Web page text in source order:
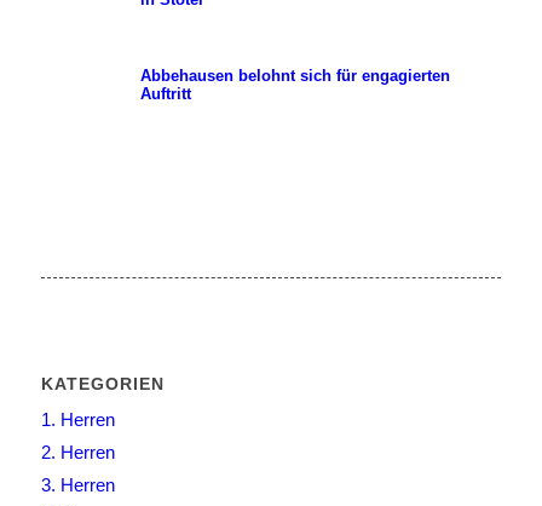
Abbehausen belohnt sich für engagierten
Auftritt
KATEGORIEN
1. Herren
2. Herren
3. Herren